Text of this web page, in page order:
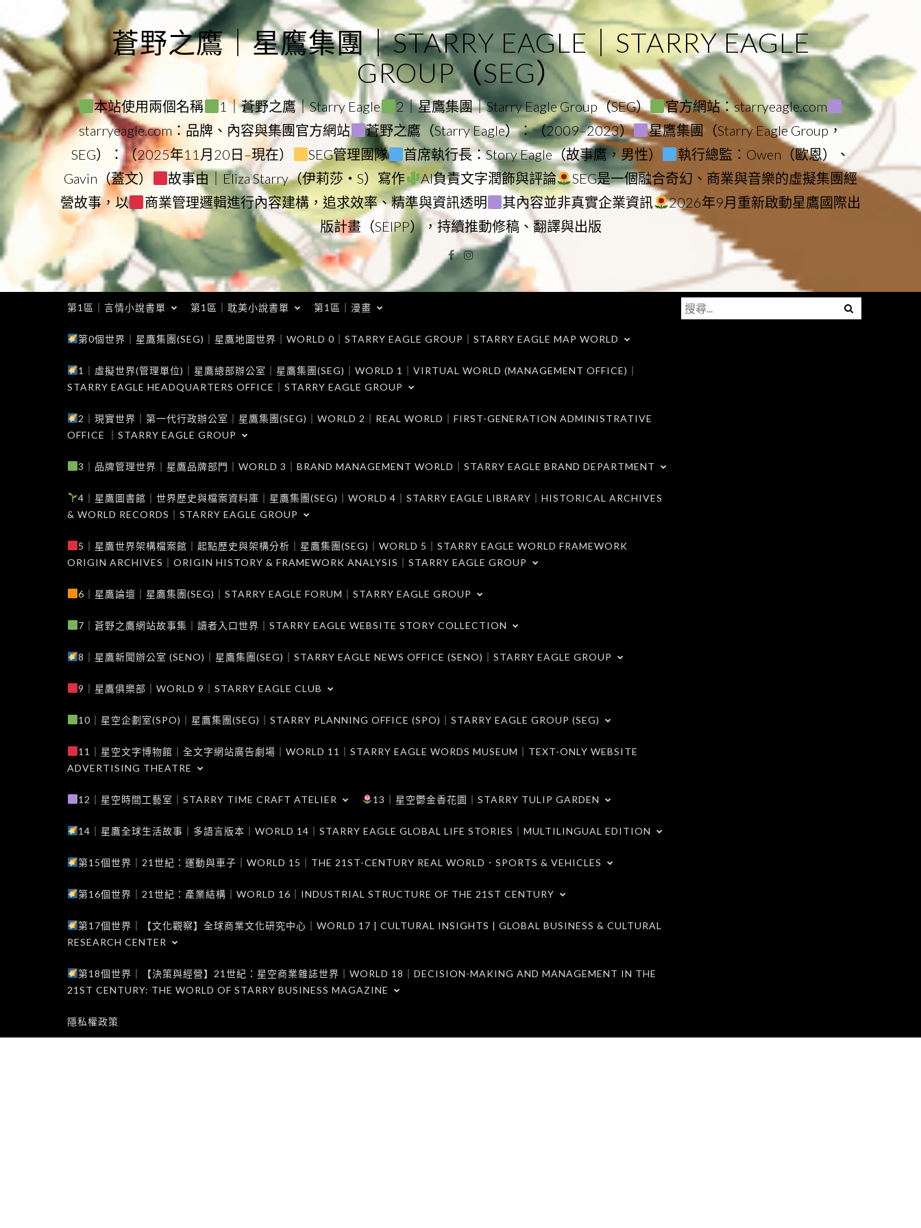
to
content
蒼野之鷹｜星鷹集團｜STARRY EAGLE｜STARRY EAGLE
GROUP（SEG）
本站使用兩個名稱 1｜蒼野之鷹｜Starry Eagle 2｜星鷹集團｜Starry Eagle Group（SEG）
官方網站：starryeagle.com
starryeagle.com：品牌、內容與集團官方網站
蒼野之鷹（Starry Eagle）：（2009–2023）
星鷹集團（Starry Eagle Group，
SEG）：（2025年11月20日–現在）
SEG管理團隊 首席執行長：Story Eagle（故事鷹，男性）
執行總監：Owen（歐恩）、
Gavin（蓋文）
故事由｜Eliza Starry（伊莉莎・S）寫作 AI負責文字潤飾與評論
SEG是一個融合奇幻、商業與音樂的虛擬集團經
營故事，以
商業管理邏輯進行內容建構，追求效率、精準與資訊透明 其內容並非真實企業資訊
2026年9月重新啟動星鷹國際出
版計畫（SEIPP），持續推動修稿、翻譯與出版
Facebook
Instagram
第1區｜言情小說書單 第1區｜耽美小說書單 第1區｜漫畫
第0個世界｜星鷹集團(SEG)｜星鷹地圖世界｜WORLD 0｜STARRY EAGLE GROUP｜STARRY EAGLE MAP WORLD
1｜虛擬世界(管理單位)｜星鷹總部辦公室｜星鷹集團(SEG)｜WORLD 1｜VIRTUAL WORLD (MANAGEMENT OFFICE)｜
STARRY EAGLE HEADQUARTERS OFFICE｜STARRY EAGLE GROUP
2｜現實世界｜第一代行政辦公室｜星鷹集團(SEG)｜WORLD 2｜REAL WORLD｜FIRST-GENERATION ADMINISTRATIVE
OFFICE ｜STARRY EAGLE GROUP
3｜品牌管理世界｜星鷹品牌部門｜WORLD 3｜BRAND MANAGEMENT WORLD｜STARRY EAGLE BRAND DEPARTMENT
4｜星鷹圖書館｜世界歷史與檔案資料庫｜星鷹集團(SEG)｜WORLD 4｜STARRY EAGLE LIBRARY｜HISTORICAL ARCHIVES
& WORLD RECORDS｜STARRY EAGLE GROUP
5｜星鷹世界架構檔案館｜起點歷史與架構分析｜星鷹集團(SEG)｜WORLD 5｜STARRY EAGLE WORLD FRAMEWORK
ORIGIN ARCHIVES｜ORIGIN HISTORY & FRAMEWORK ANALYSIS｜STARRY EAGLE GROUP
6｜星鷹論壇｜星鷹集團(SEG)｜STARRY EAGLE FORUM｜STARRY EAGLE GROUP
7｜蒼野之鷹網站故事集｜讀者入口世界｜STARRY EAGLE WEBSITE STORY COLLECTION
8｜星鷹新聞辦公室 (SENO)｜星鷹集團(SEG)｜STARRY EAGLE NEWS OFFICE (SENO)｜STARRY EAGLE GROUP
9｜星鷹俱樂部｜WORLD 9｜STARRY EAGLE CLUB
10｜星空企劃室(SPO)｜星鷹集團(SEG)｜STARRY PLANNING OFFICE (SPO)｜STARRY EAGLE GROUP (SEG)
11｜星空文字博物館｜全文字網站廣告劇場｜WORLD 11｜STARRY EAGLE WORDS MUSEUM｜TEXT-ONLY WEBSITE
ADVERTISING THEATRE
12｜星空時間工藝室｜STARRY TIME CRAFT ATELIER 13｜星空鬱金香花園｜STARRY TULIP GARDEN
14｜星鷹全球生活故事｜多語言版本｜WORLD 14｜STARRY EAGLE GLOBAL LIFE STORIES｜MULTILINGUAL EDITION
第15個世界｜21世紀：運動與車子｜WORLD 15｜THE 21ST-CENTURY REAL WORLD．SPORTS & VEHICLES
第16個世界｜21世紀：產業結構｜WORLD 16｜INDUSTRIAL STRUCTURE OF THE 21ST CENTURY
第17個世界｜【文化觀察】全球商業文化研究中心｜WORLD 17 | CULTURAL INSIGHTS | GLOBAL BUSINESS & CULTURAL
RESEARCH CENTER
第18個世界｜【決策與經營】21世紀：星空商業雜誌世界｜WORLD 18｜DECISION-MAKING AND MANAGEMENT IN THE
21ST CENTURY: THE WORLD OF STARRY BUSINESS MAGAZINE
隱私權政策
Menu
搜
尋